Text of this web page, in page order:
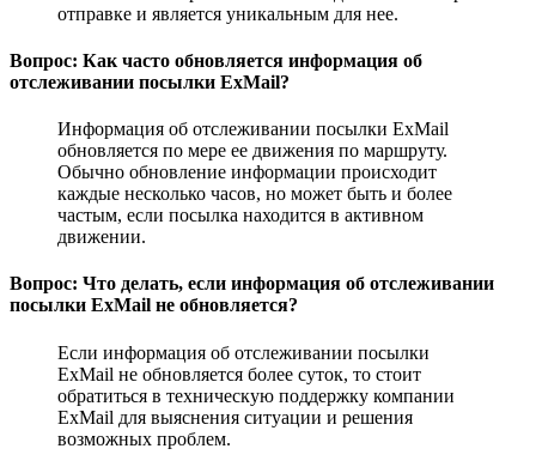
отправке и является уникальным для нее.
Вопрос: Как часто обновляется информация об
отслеживании посылки ExMail?
Информация об отслеживании посылки ExMail
обновляется по мере ее движения по маршруту.
Обычно обновление информации происходит
каждые несколько часов, но может быть и более
частым, если посылка находится в активном
движении.
Вопрос: Что делать, если информация об отслеживании
посылки ExMail не обновляется?
Если информация об отслеживании посылки
ExMail не обновляется более суток, то стоит
обратиться в техническую поддержку компании
ExMail для выяснения ситуации и решения
возможных проблем.